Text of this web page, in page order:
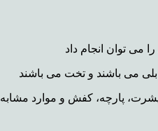
می باشند و تخت می باشند
پارچه، کفش و موارد مشابه